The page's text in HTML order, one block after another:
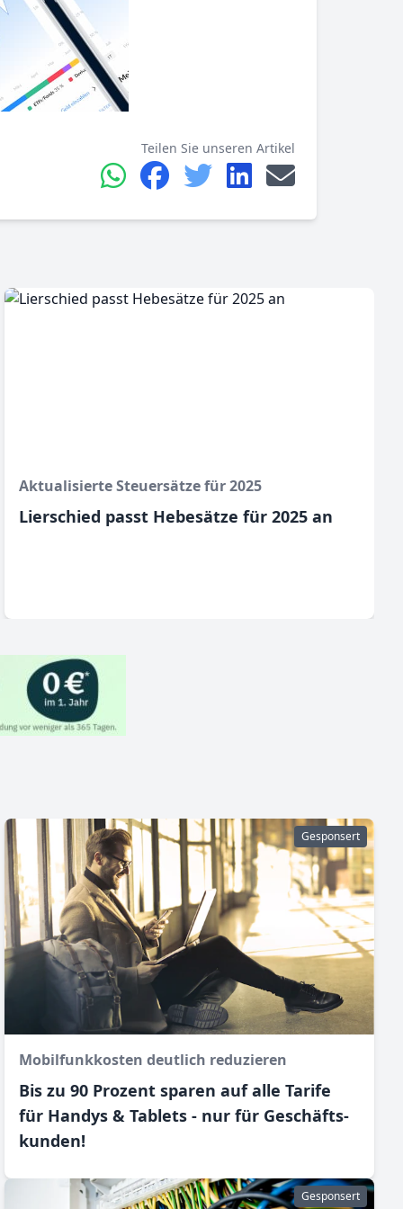
Teilen Sie unseren Artikel
Aktualisierte Steuersätze für 2025
Lierschied passt Hebesätze für 2025 an
Gesponsert
Mobilfunkkosten deutlich reduzieren
Bis zu 90 Prozent sparen auf alle Tarife
für Handys & Tablets - nur für Geschäfts­
kunden!
Gesponsert